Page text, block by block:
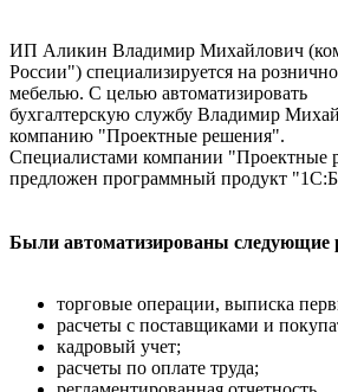
ИП Аликин Владимир Михайлович
России") специализируется на
мебелью. С целью автоматизировать
бухгалтерскую службу Владимир
компанию "Проектные решения".
Специалистами компании "Проектные
предложен программный продукт
Были автоматизированы следующие
торговые операции, выписка
расчеты с поставщиками и
кадровый учет;
расчеты по оплате труда;